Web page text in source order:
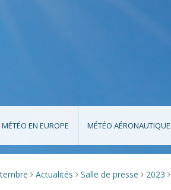
MÉTÉO EN EUROPE MÉTÉO AÉRONAUTIQUE
> Actualités > Salle de presse > 2023 >